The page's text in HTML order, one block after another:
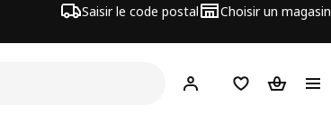
Saisir le code postal Choisir un magasin
Mon compteFavorisPanier